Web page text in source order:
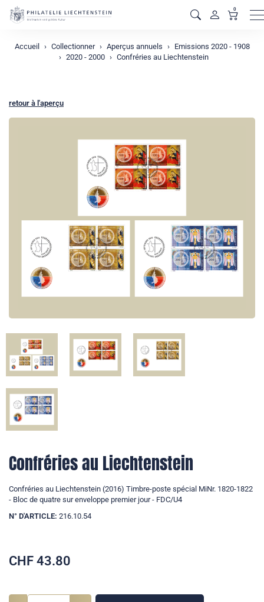
0
Accueil Collectionner Aperçus annuels
Emissions 2020 - 1908
2020 - 2000
Confréries au Liechtenstein
retour à l'aperçu
Confréries au Liechtenstein
Confréries au Liechtenstein (2016) Timbre-poste spécial MiNr. 1820-1822
- Bloc de quatre sur enveloppe premier jour - FDC/U4
N° D'ARTICLE: 216.10.54
CHF 43.80